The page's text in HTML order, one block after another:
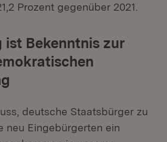
Prozent gegenüber 2021.
ist Bekenntnis zur
deutsche Staatsbürger zu
neu Eingebürgerten ein